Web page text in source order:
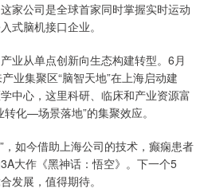
家公司是全球首家同时掌握实时运动
式脑机接口企业。
业从单点创新向生态构建转型。6月
业集聚区“脑智天地”在上海启动建
中心，这里科研、临床和产业资源富
化—场景落地”的集聚效应。
，如今借助上海公司的技术，癫痫患者
大作《黑神话：悟空》。下一个5
发展，值得期待。